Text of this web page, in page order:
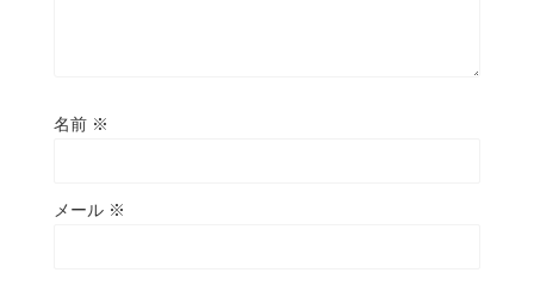
名前 ※
メール ※